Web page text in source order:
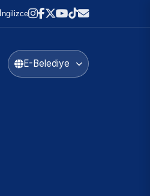
İngilizce
E-Belediye